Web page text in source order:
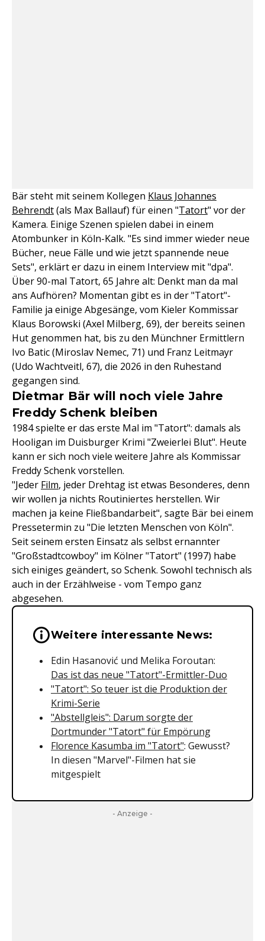
Bär steht mit seinem Kollegen Klaus Johannes
Behrendt(als Max Ballauf) für einen "Tatort" vor der
Kamera. Einige Szenen spielen dabei in einem
Atombunker in Köln-Kalk. "Es sind immer wieder neue
Bücher, neue Fälle und wie jetzt spannende neue
Sets", erklärt er dazu in einem Interview mit "dpa".
Über 90-mal Tatort, 65 Jahre alt: Denkt man da mal
ans Aufhören? Momentan gibt es in der "Tatort"-
Familie ja einige Abgesänge, vom Kieler Kommissar
Klaus Borowski (Axel Milberg, 69), der bereits seinen
Hut genommen hat, bis zu den Münchner Ermittlern
Ivo Batic (Miroslav Nemec, 71) und Franz Leitmayr
(Udo Wachtveitl, 67), die 2026 in den Ruhestand
gegangen sind.
Dietmar Bär will noch viele Jahre
Freddy Schenk bleiben
1984 spielte er das erste Mal im "Tatort": damals als
Hooligan im Duisburger Krimi "Zweierlei Blut". Heute
kann er sich noch viele weitere Jahre als Kommissar
Freddy Schenk vorstellen.
"Jeder Film, jeder Drehtag ist etwas Besonderes, denn
wir wollen ja nichts Routiniertes herstellen. Wir
machen ja keine Fließbandarbeit", sagte Bär bei einem
Pressetermin zu "Die letzten Menschen von Köln".
Seit seinem ersten Einsatz als selbst ernannter
"Großstadtcowboy" im Kölner "Tatort" (1997) habe
sich einiges geändert, so Schenk. Sowohl technisch als
auch in der Erzählweise - vom Tempo ganz
abgesehen.
Wichtige Hinweise &
Weitere interessante News:
Edin Hasanović und Melika Foroutan:
Das ist das neue "Tatort"-Ermittler-Duo
"Tatort": So teuer ist die Produktion der
Krimi-Serie
"Abstellgleis": Darum sorgte der
Dortmunder "Tatort" für Empörung
Florence Kasumba im "Tatort": Gewusst?
In diesen "Marvel"-Filmen hat sie
mitgespielt
- Anzeige -